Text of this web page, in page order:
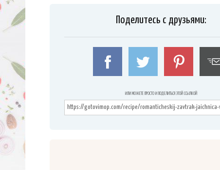
Поделитесь с друзьями:
ИЛИ МОЖЕТЕ ПРОСТО И ПОДЕЛИТЬСЯ ЭТОЙ ССЫЛКОЙ